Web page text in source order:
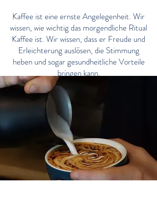
Kaffee ist eine ernste Angelegenheit. Wir
wissen, wie wichtig das morgendliche Ritual
Kaffee ist. Wir wissen, dass er Freude und
Erleichterung auslösen, die Stimmung
heben und sogar gesundheitliche Vorteile
bringen kann.